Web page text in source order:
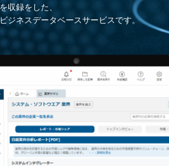
収録をした、
ジネスデータベースサービスです。